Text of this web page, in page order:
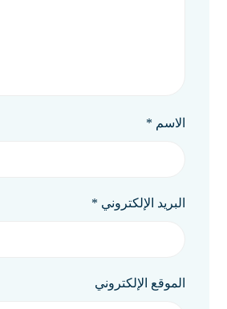
الاسم *
البريد الإلكتروني *
الموقع الإلكتروني